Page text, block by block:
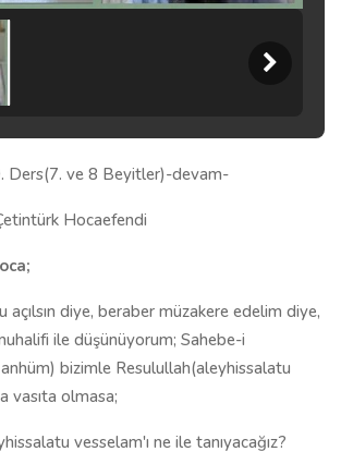
Ders(7. ve 8 Beyitler)-devam-
Hocaefendi
açılsın diye, beraber müzakere edelim diye,
ile düşünüyorum; Sahebe-i
bizimle Resulullah(aleyhissalatu
vasıta olmasa;
vesselam'ı ne ile tanıyacağız?